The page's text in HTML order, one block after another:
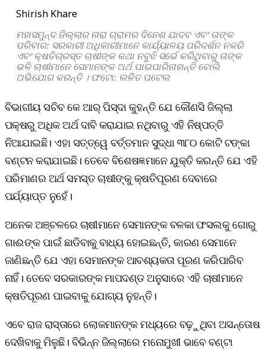
Shirish Khare
ମହାସମୁନ୍ଦ ଜିଲ୍ଲାର ନାରା ଗ୍ରାମର ଦିନେଶ ଯାଦବ ଏବଂ ତାଙ୍କ
ପରିବାର: ସରକାରୀ ଅଧିକାରୀମାନେ କାର୍ଯ୍ୟାଳୟ ପରିଦର୍ଶନ ନକରି
ଏବଂ କ୍ଷତିଗ୍ରସ୍ତ ଚାଷୀଙ୍କ କଥା ନବୁଝି ସର୍ଭେ କରିଥିବାରୁ ତାଙ୍କ
ଭଳି ଚାଷୀମାନେ ସେମାନଙ୍କ ଅର୍ଥ ପାଇପାରିନାହାନ୍ତି ବୋଲି
ଅଭିଯୋଗ କରନ୍ତି । ଫଟୋ: ଲଳିତ ପଟେଲ
ବିଭାଗୀୟ ସଚିବ କେ ଆର୍‌ ପିସ୍‌ଦା କୁହନ୍ତି ଯେ କୌଣସି ଜିଲ୍ଲା
ପକ୍ଷରୁ ଅଧିକ ଅର୍ଥ ଦାବି କରାଯାଇ ନଥିବାରୁ ଏହି ନିଷ୍ପତ୍ତି
ନିଆଯାଇଛି। ଏହା ସତ୍ତ୍ୱେ ବର୍ତ୍ତମାନ ସୁଦ୍ଧା ୩୮୦ କୋଟି ଟଙ୍କା
ବଣ୍ଟନ କରାଯାଇଛି। ତେବେ ବିଶେଷଜ୍ଞମାନେ ଯୁକ୍ତି କରନ୍ତି ଯେ ଏହି
ପରିମାଣର ଅର୍ଥ ସମସ୍ତ ଚାଷୀଙ୍କୁ କ୍ଷତିପୂରଣ ଦେବାରେ
ପର୍ଯ୍ୟାପ୍ତ ନୁହେଁ।
ଅନେକ ଅଞ୍ଚଳରେ ଚାଷୀମାନେ ସେମାନଙ୍କ ବଳକା ଫସଲକୁ ଗୋରୁ
ଗାଈଙ୍କ ପାଇଁ ଛାଡିବାକୁ ବାଧ୍ୟ ହୋଇଛନ୍ତି, କାରଣ ସେମାନେ
ଜାଣିଛନ୍ତି ଯେ ଏହା ସେମାନଙ୍କ ଆବଶ୍ୟକତା ପୂରଣ କରିପାରିବ
ନାହିଁ। ତେବେ ସରକାରଙ୍କ ମାପଦଣ୍ଡ ଅନୁସାରେ ଏହି ଚାଷୀମାନେ
କ୍ଷତିପୂରଣ ପାଇବାକୁ ଯୋଗ୍ୟ ନୁହନ୍ତି।
ଏବେ ରାଜ ରାସ୍ତାରେ ଲୋକମାନଙ୍କ ମଧ୍ୟରେ ବଢ଼ୁଥିବା ଅସନ୍ତୋଷ
ଦେଖିବାକୁ ମିଳୁଛି। ବିଭିନ୍ନ ଜିଲ୍ଲାରେ ମନୋମୁଖୀ ଭାବେ ବଣ୍ଟା